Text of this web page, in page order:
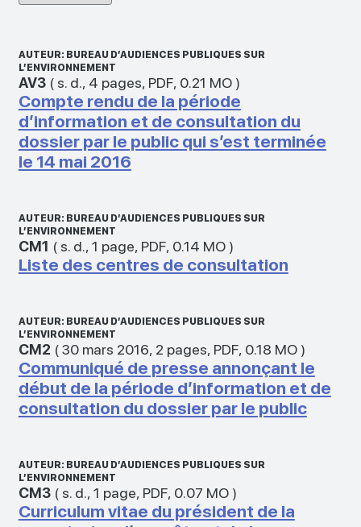
AUTEUR: BUREAU D’AUDIENCES PUBLIQUES SUR
L’ENVIRONNEMENT
AV3( s. d., 4 pages, PDF, 0.21 MO)
Compte rendu de la période
d’information et de consultation du
dossier par le public qui s’est terminée
le 14 mai 2016
AUTEUR: BUREAU D’AUDIENCES PUBLIQUES SUR
L’ENVIRONNEMENT
CM1 ( s. d., 1 page, PDF, 0.14 MO)
Liste des centres de consultation
AUTEUR: BUREAU D’AUDIENCES PUBLIQUES SUR
L’ENVIRONNEMENT
CM2 (30 mars 2016, 2 pages, PDF, 0.18 MO)
Communiqué de presse annonçant le
début de la période d’information et de
consultation du dossier par le public
AUTEUR: BUREAU D’AUDIENCES PUBLIQUES SUR
L’ENVIRONNEMENT
CM3( s. d., 1 page, PDF, 0.07 MO)
Curriculum vitae du président de la